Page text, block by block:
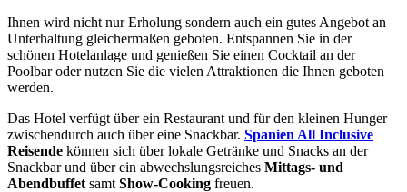
Ihnen wird nicht nur Erholung sondern auch ein gutes Angebot an
Unterhaltung gleichermaßen geboten. Entspannen Sie in der
schönen Hotelanlage und genießen Sie einen Cocktail an der
Poolbar oder nutzen Sie die vielen Attraktionen die Ihnen geboten
werden.
Das Hotel verfügt über ein Restaurant und für den kleinen Hunger
zwischendurch auch über eine Snackbar. Spanien All Inclusive
Reisende können sich über lokale Getränke und Snacks an der
Snackbar und über ein abwechslungsreiches Mittags- und
Abendbuffet samt Show-Cooking freuen.